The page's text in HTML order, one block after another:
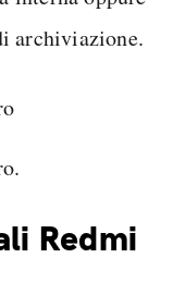
archiviazione.
Redmi